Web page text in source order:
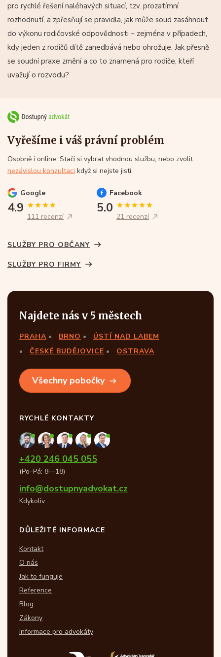
pro rychlé řešení naléhavých situací, tzv. prozatímní
rozhodnutí, a zpřesňují se pravidla, jak může soud zasáhnout
do výkonu rodičovské odpovědnosti – zejména v případech,
kdy jeden z rodičů dítě zanedbává nebo ohrožuje. Jak přesně
se soudní praxe změní a co to znamená pro rodiče, kteří
uvažují o rozvodu?
Vyřešíme i váš právní problém
Osobně i online. Stačí si vybrat vhodnou službu, nebo zvolit
nezávislou konzultaci když si nejste jistí.
Google
4.9
111 recenzí
Facebook
5.0
21 recenzí
SLUŽBY PRO OBČANY
SLUŽBY PRO FIRMY
Najdete nás v 5 městech
PRAHA BRNO
ÚSTÍ NAD LABEM
ČESKÉ BUDĚJOVICE
OSTRAVA
Všechny pobočky
RYCHLÉ KONTAKTY
+420 246 045 055
(Po–Pá: 8—18)
info@dostupnyadvokat.cz
Kdykoliv
DŮLEŽITÉ INFORMACE
Kontakt
O nás
Jak to funguje
Reference
Blog
Zákony
Informace pro advokáty